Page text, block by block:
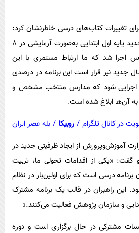
حوادث
محیط زیست
سلامت
اجتماعی
حیات وحش
سیاست خارجی
دانلود
تغییرات کتاب‌های درسی خاطرنشان کرد:
سال گذشته کتاب‌های جدید پایه اول ابتدایی به‌صورت آزمایشی در 8
کلاس درس اجرا شد که ما ارتباط مستمری با این
جدید نیز قرار است این برنامه در درصدی
اجرایی شود که مدارس منتخب مشخص و
آن‌ها ابلاغ شده است.
در کانال تلگرام / روبیکا / بله عصر ایران
آموزش‌وپرورش از ایجاد ظرفیتی جدید در
گفت: «یکی از اقدامات تحولی ما، تربیت
برنامه درسی است که برای اولین‌بار در نظام
این راهبران در قالب یک برنامه مشترک
و سازمان پژوهش فعالیت می‌کنند.»
مشترکی در حال برگزاری است و دوره